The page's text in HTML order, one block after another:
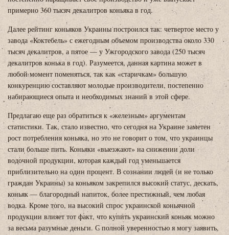
примерно 360 тысяч декалитров коньяка в год.
Далее рейтинг коньяков Украины построился так: четвертое место у
завода «Коктебель» с ежегодным объемом производства около 330
тысяч декалитров, а пятое — у Ужгородского завода (250 тысяч
декалитров конька в год). Разумеется, данная картина может в
любой момент поменяться, так как «старичкам» большую
конкуренцию составляют молодые производители, постепенно
набирающиеся опыта и необходимых знаний в этой сфере.
Предлагаю еще раз обратиться к «железным» аргументам
статистики. Так, стало известно, что сегодня на Украине заметен
рост потребления коньяка, но это не говорит о том, что украинцы
стали больше пить. Коньяки «выезжают» на снижении доли
водочной продукции, которая каждый год уменьшается
приблизительно на один процент. В сознании людей (и не только
граждан Украины) за коньяком закрепился высокий статус, дескать,
коньяк — благородный напиток, более престижный, чем любая
водка. Кроме того, на высокий спрос украинской коньячной
продукции влияет тот факт, что купить украинский коньяк можно
за весьма разумные деньги. С полной уверенностью я могу заявить,